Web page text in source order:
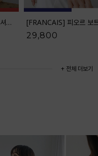
[FRANCAIS] 나오즈 자수 텐셀 스트라이프 셔츠_F6S278SH
29,800
+ 전체 더보기